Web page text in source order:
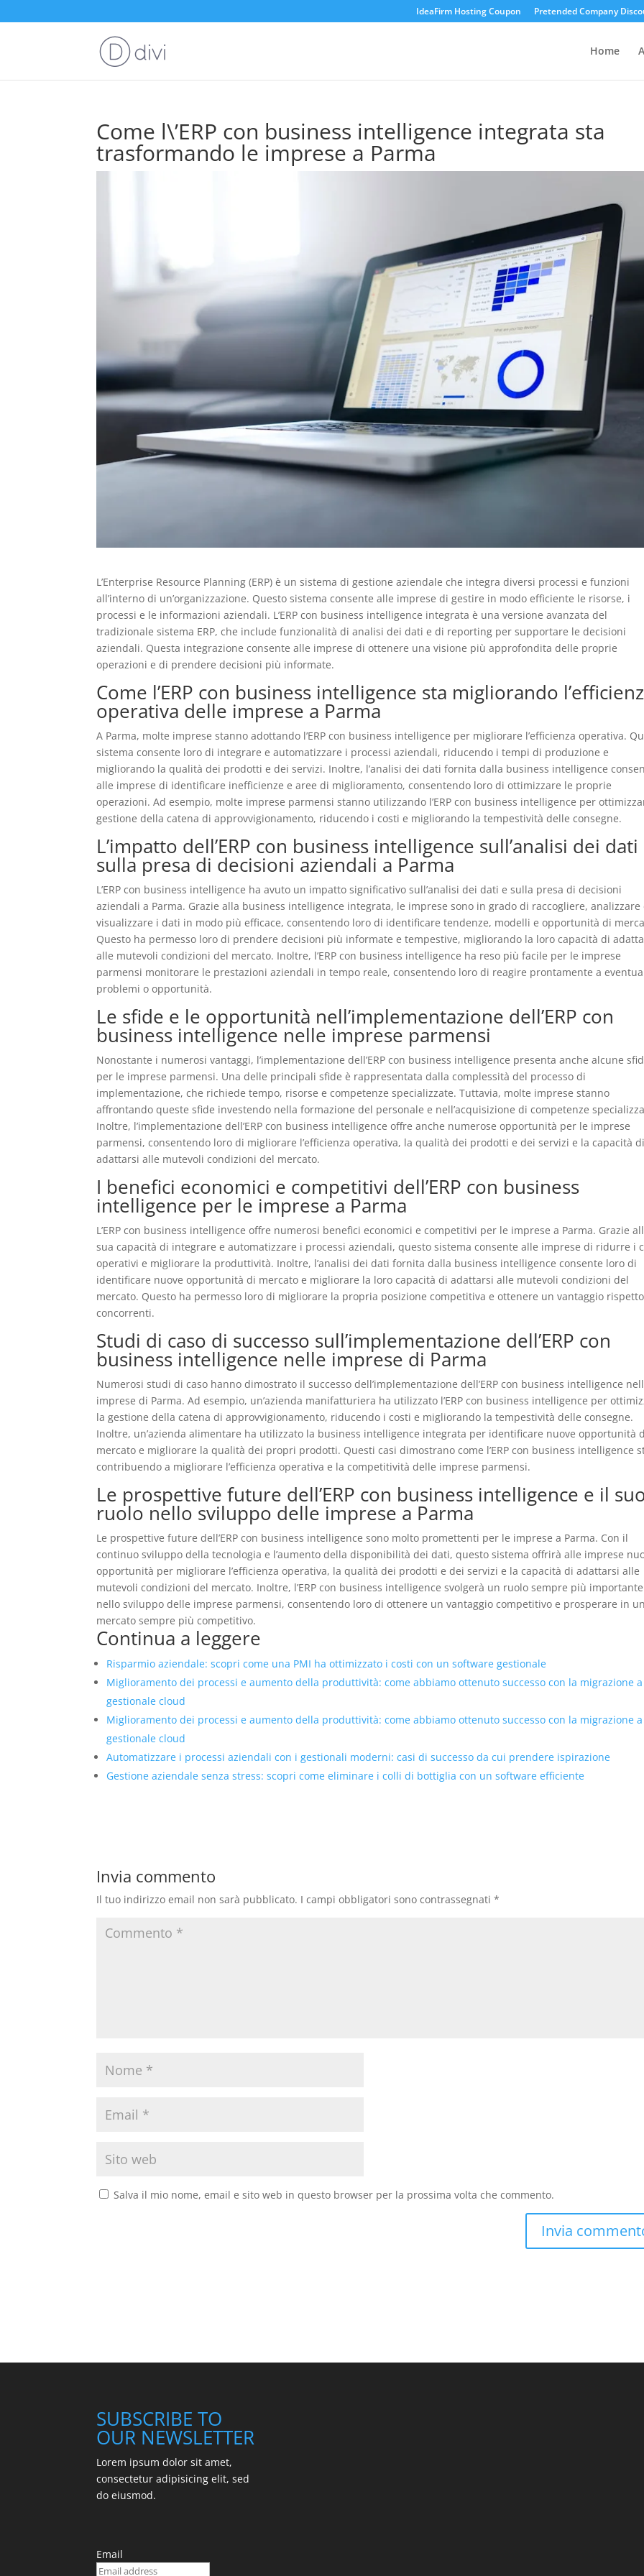
IdeaFirm Hosting Coupon Pretended Company
Home
Come l\’ERP con business intelligence integrata sta
trasformando le imprese a Parma
L’Enterprise Resource Planning (ERP) è un sistema di gestione aziendale che integra diversi processi e funzioni
all’interno di un’organizzazione. Questo sistema consente alle imprese di gestire in modo efficiente le risorse, i
processi e le informazioni aziendali. L’ERP con business intelligence integrata è una versione avanzata del
tradizionale sistema ERP, che include funzionalità di analisi dei dati e di reporting per supportare le decisioni
aziendali. Questa integrazione consente alle imprese di ottenere una visione più approfondita delle proprie
operazioni e di prendere decisioni più informate.
Come l’ERP con business intelligence sta migliorando
operativa delle imprese a Parma
A Parma, molte imprese stanno adottando l’ERP con business intelligence per migliorare l’efficienza operativa.
sistema consente loro di integrare e automatizzare i processi aziendali, riducendo i tempi di produzione e
migliorando la qualità dei prodotti e dei servizi. Inoltre, l’analisi dei dati fornita dalla business intelligence
alle imprese di identificare inefficienze e aree di miglioramento, consentendo loro di ottimizzare le proprie
operazioni. Ad esempio, molte imprese parmensi stanno utilizzando l’ERP con business intelligence per
gestione della catena di approvvigionamento, riducendo i costi e migliorando la tempestività delle consegne.
L’impatto dell’ERP con business intelligence sull’analisi dei dati
sulla presa di decisioni aziendali a Parma
L’ERP con business intelligence ha avuto un impatto significativo sull’analisi dei dati e sulla presa di decisioni
aziendali a Parma. Grazie alla business intelligence integrata, le imprese sono in grado di raccogliere, analizzare
visualizzare i dati in modo più efficace, consentendo loro di identificare tendenze, modelli e opportunità di
Questo ha permesso loro di prendere decisioni più informate e tempestive, migliorando la loro capacità di
alle mutevoli condizioni del mercato. Inoltre, l’ERP con business intelligence ha reso più facile per le imprese
parmensi monitorare le prestazioni aziendali in tempo reale, consentendo loro di reagire prontamente a
problemi o opportunità.
Le sfide e le opportunità nell’implementazione dell’ERP con
business intelligence nelle imprese parmensi
Nonostante i numerosi vantaggi, l’implementazione dell’ERP con business intelligence presenta anche alcune
per le imprese parmensi. Una delle principali sfide è rappresentata dalla complessità del processo di
implementazione, che richiede tempo, risorse e competenze specializzate. Tuttavia, molte imprese stanno
affrontando queste sfide investendo nella formazione del personale e nell’acquisizione di competenze
Inoltre, l’implementazione dell’ERP con business intelligence offre anche numerose opportunità per le imprese
parmensi, consentendo loro di migliorare l’efficienza operativa, la qualità dei prodotti e dei servizi e la capacità di
adattarsi alle mutevoli condizioni del mercato.
I benefici economici e competitivi dell’ERP con business
intelligence per le imprese a Parma
L’ERP con business intelligence offre numerosi benefici economici e competitivi per le imprese a Parma. Grazie
sua capacità di integrare e automatizzare i processi aziendali, questo sistema consente alle imprese di ridurre i
operativi e migliorare la produttività. Inoltre, l’analisi dei dati fornita dalla business intelligence consente loro di
identificare nuove opportunità di mercato e migliorare la loro capacità di adattarsi alle mutevoli condizioni del
mercato. Questo ha permesso loro di migliorare la propria posizione competitiva e ottenere un vantaggio
concorrenti.
Studi di caso di successo sull’implementazione dell’ERP con
business intelligence nelle imprese di Parma
Numerosi studi di caso hanno dimostrato il successo dell’implementazione dell’ERP con business intelligence
imprese di Parma. Ad esempio, un’azienda manifatturiera ha utilizzato l’ERP con business intelligence per
la gestione della catena di approvvigionamento, riducendo i costi e migliorando la tempestività delle consegne.
Inoltre, un’azienda alimentare ha utilizzato la business intelligence integrata per identificare nuove opportunità
mercato e migliorare la qualità dei propri prodotti. Questi casi dimostrano come l’ERP con business intelligence
contribuendo a migliorare l’efficienza operativa e la competitività delle imprese parmensi.
Le prospettive future dell’ERP con business intelligence e il
ruolo nello sviluppo delle imprese a Parma
Le prospettive future dell’ERP con business intelligence sono molto promettenti per le imprese a Parma. Con il
continuo sviluppo della tecnologia e l’aumento della disponibilità dei dati, questo sistema offrirà alle imprese
opportunità per migliorare l’efficienza operativa, la qualità dei prodotti e dei servizi e la capacità di adattarsi alle
mutevoli condizioni del mercato. Inoltre, l’ERP con business intelligence svolgerà un ruolo sempre più importante
nello sviluppo delle imprese parmensi, consentendo loro di ottenere un vantaggio competitivo e prosperare in un
mercato sempre più competitivo.
Continua a leggere
Risparmio aziendale: scopri come una PMI ha ottimizzato i costi con un software gestionale
Miglioramento dei processi e aumento della produttività: come abbiamo ottenuto successo con la migrazione
gestionale cloud
Miglioramento dei processi e aumento della produttività: come abbiamo ottenuto successo con la migrazione
gestionale cloud
Automatizzare i processi aziendali con i gestionali moderni: casi di successo da cui prendere ispirazione
Gestione aziendale senza stress: scopri come eliminare i colli di bottiglia con un software efficiente
Invia commento
Il tuo indirizzo email non sarà pubblicato. I campi obbligatori sono contrassegnati*
Salva il mio nome, email e sito web in questo browser per la prossima volta che commento.
SUBSCRIBE TO
OUR NEWSLETTER
Lorem ipsum dolor sit amet,
consectetur adipisicing elit, sed
do eiusmod.
Email